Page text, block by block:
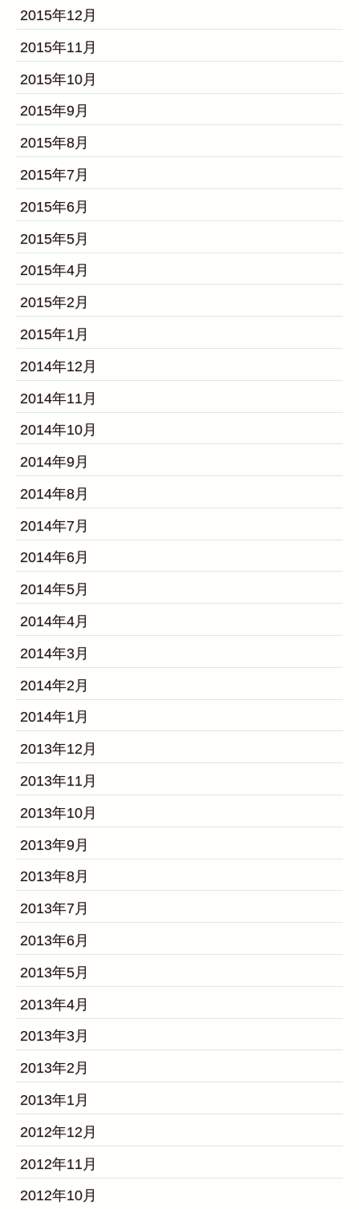
2015年12月
2015年11月
2015年10月
2015年9月
2015年8月
2015年7月
2015年6月
2015年5月
2015年4月
2015年2月
2015年1月
2014年12月
2014年11月
2014年10月
2014年9月
2014年8月
2014年7月
2014年6月
2014年5月
2014年4月
2014年3月
2014年2月
2014年1月
2013年12月
2013年11月
2013年10月
2013年9月
2013年8月
2013年7月
2013年6月
2013年5月
2013年4月
2013年3月
2013年2月
2013年1月
2012年12月
2012年11月
2012年10月